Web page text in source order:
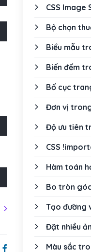
CSS Image
Bộ chọn
Biểu mẫu
Biến đếm
Bố cục
Đơn vị trong
Độ ưu tiên
CSS
Hàm toán
Bo tròn
Tạo đường
Đặt nhiều
Màu sắc